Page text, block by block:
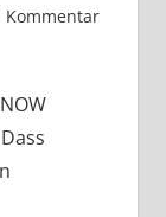
Kommentar